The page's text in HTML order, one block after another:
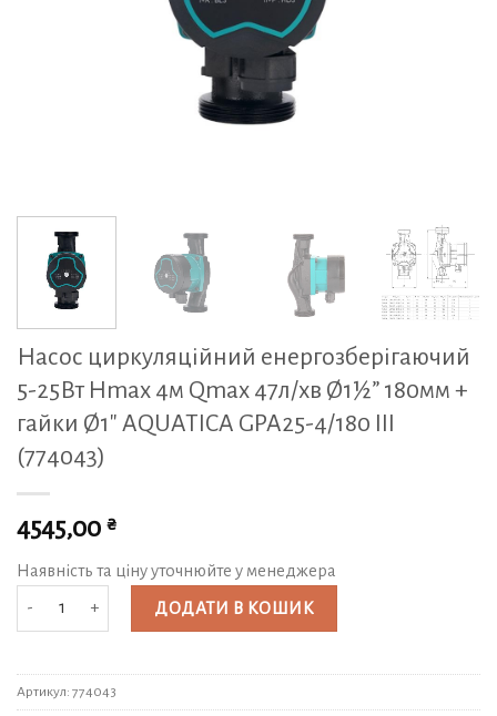
Насос циркуляційний енергозберігаючий
5-25Вт Hmax 4м Qmax 47л/хв Ø1½” 180мм +
гайки Ø1″ AQUATICA GPA25-4/180 III
(774043)
4545,00 ₴
Наявність та ціну уточнюйте у менеджера
ДОДАТИ В КОШИК
Артикул: 774043